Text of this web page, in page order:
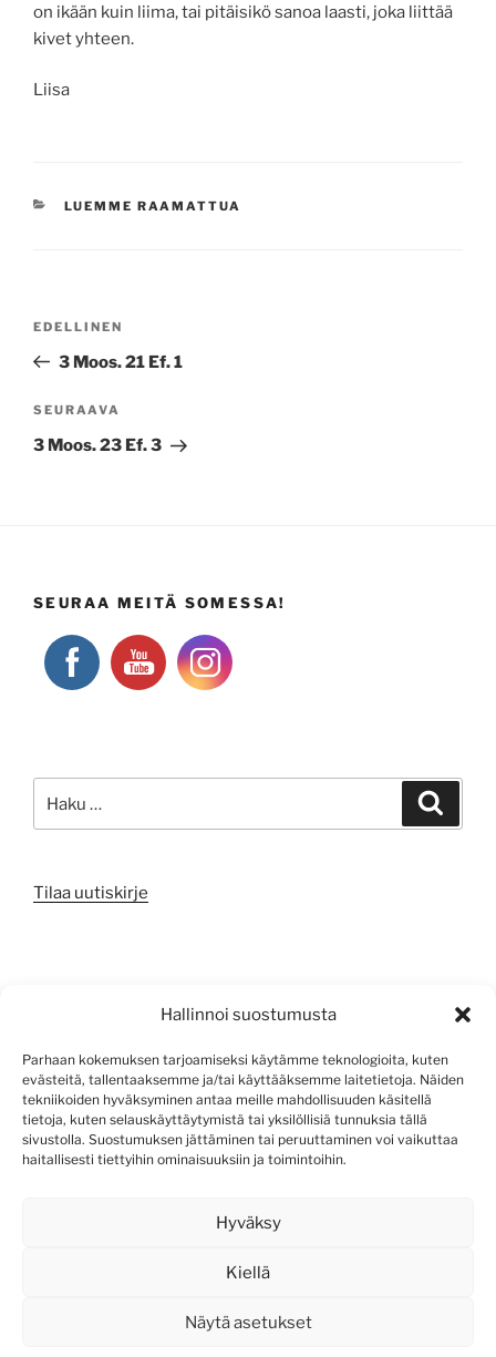
Hallinnoi suostumusta
Parhaan kokemuksen tarjoamiseksi käytämme teknologioita, kuten
evästeitä, tallentaaksemme ja/tai käyttääksemme laitetietoja. Näiden
tekniikoiden hyväksyminen antaa meille mahdollisuuden käsitellä
tietoja, kuten selauskäyttäytymistä tai yksilöllisiä tunnuksia tällä
sivustolla. Suostumuksen jättäminen tai peruuttaminen voi vaikuttaa
haitallisesti tiettyihin ominaisuuksiin ja toimintoihin.
Hyväksy
Kiellä
Näytä asetukset
on ikään kuin liima, tai pitäisikö sanoa laasti, joka liittää
kivet yhteen.
Liisa
KATEGORIAT
LUEMME RAAMATTUA
Edellinen
artikkeli
EDELLINEN
3 Moos. 21 Ef. 1
Seuraava
artikkeli
SEURAAVA
3 Moos. 23 Ef. 3
SEURAA MEITÄ SOMESSA!
Tilaa uutiskirje
Sisältösyöte
Kommenttisyöte